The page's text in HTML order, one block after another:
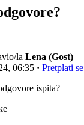
la Lena (Gost)
06:35 · Pretplati se
ispita?